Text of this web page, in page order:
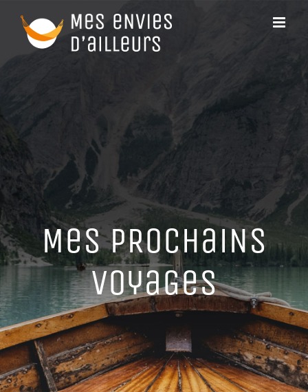
contenu
MeS PRoCHaiNS
VoyaGeS